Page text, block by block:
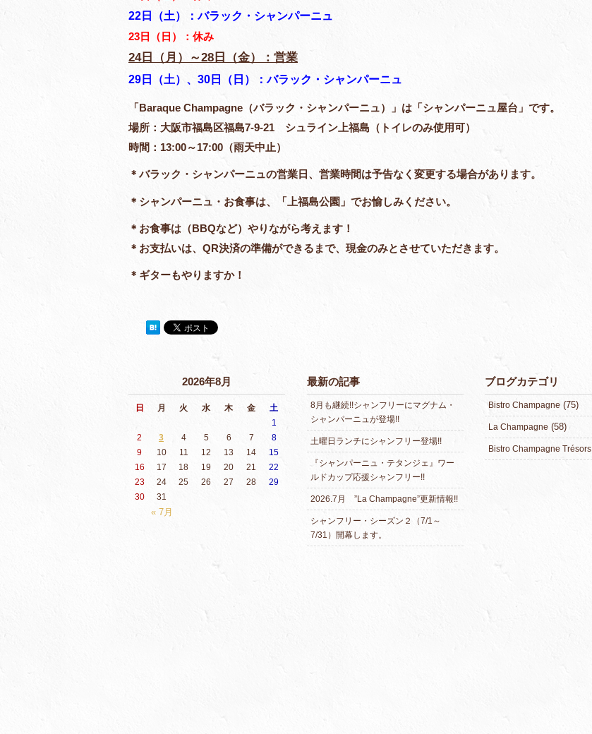
22日（土）：バラック・シャンパーニュ
23日（日）：休み
24日（月）～28日（金）：営業
29日（土）、30日（日）：バラック・シャンパーニュ
「Baraque Champagne（バラック・シャンパーニュ）」は「シャンパーニュ屋台」です。
場所：大阪市福島区福島7-9-21 シュライン上福島（トイレのみ使用可）
時間：13:00～17:00（雨天中止）
＊バラック・シャンパーニュの営業日、営業時間は予告なく変更する場合があります。
＊シャンパーニュ・お食事は、「上福島公園」でお愉しみください。
＊お食事は（BBQなど）やりながら考えます！
＊お支払いは、QR決済の準備ができるまで、現金のみとさせていただきます。
＊ギターもやりますか！
2026年8月
日 月 火 水 木 金 土
« 7月
1
2
3 4 5 6 7
8
9
10 11 12 13 14
15
16
17 18 19 20 21
22
23
24 25 26 27 28
29
30
31
最新の記事
8月も継続!!シャンフリーにマグナム・
シャンパーニュが登場!!
土曜日ランチにシャンフリー登場!!
『シャンパーニュ・テタンジェ』ワー
ルドカップ応援シャンフリー!!
2026.7月 ”La Champagne”更新情報!!
シャンフリー・シーズン２（7/1～
7/31）開幕します。
ブログカテゴリ
Bistro Champagne (75)
La Champagne (58)
Bistro Champagne Trésors